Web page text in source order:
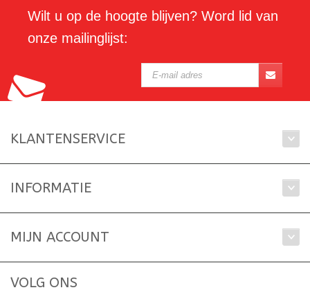
Wilt u op de hoogte blijven? Word lid van
onze mailinglijst:
KLANTENSERVICE
INFORMATIE
MIJN ACCOUNT
VOLG ONS